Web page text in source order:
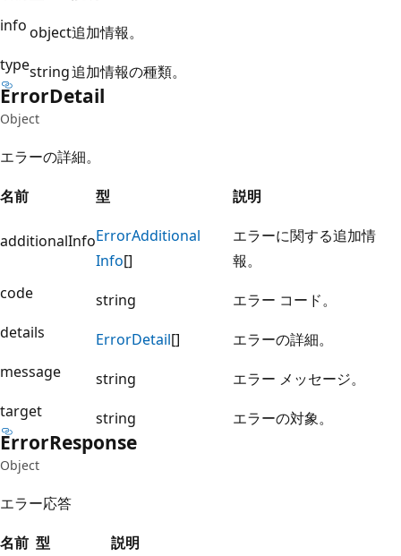
infoobject追加情報。
typestring追加情報の種類。
ErrorDetail
Object
エラーの詳細。
名前
型 説明
additionalInfoErrorAdditional
Info[]
エラーに関する追加情
報。
code
string
エラー コード。
details
ErrorDetail[]
エラーの詳細。
message
string
エラー メッセージ。
target
string エラーの対象。
ErrorResponse
Object
エラー応答
名前 型 説明